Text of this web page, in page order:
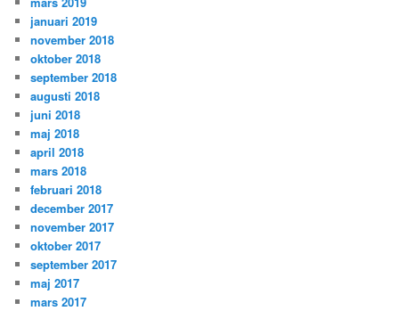
januari 2019
november 2018
oktober 2018
september 2018
augusti 2018
juni 2018
maj 2018
april 2018
mars 2018
februari 2018
december 2017
november 2017
oktober 2017
september 2017
maj 2017
mars 2017